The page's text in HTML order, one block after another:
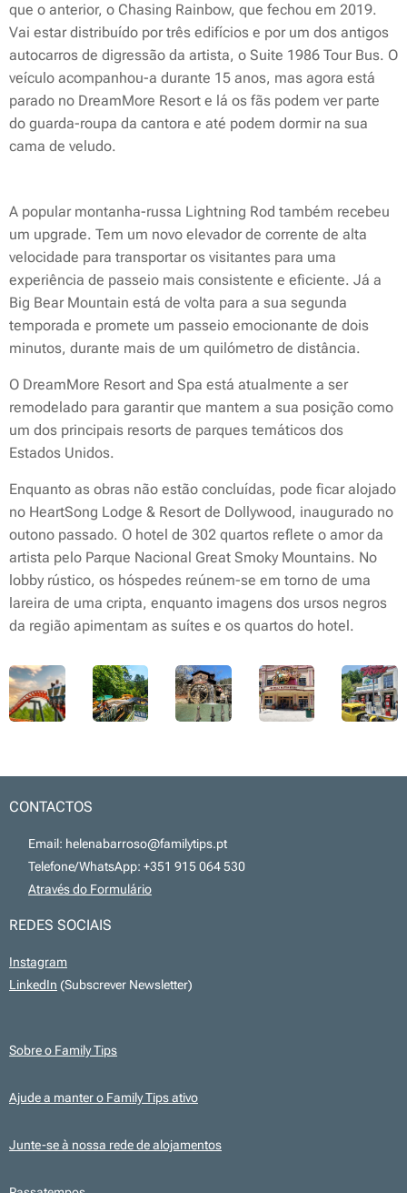
que o anterior, o Chasing Rainbow, que fechou em 2019.
Vai estar distribuído por três edifícios e por um dos antigos
autocarros de digressão da artista, o Suite 1986 Tour Bus. O
veículo acompanhou-a durante 15 anos, mas agora está
parado no DreamMore Resort e lá os fãs podem ver parte
do guarda-roupa da cantora e até podem dormir na sua
cama de veludo.
A popular montanha-russa Lightning Rod também recebeu
um upgrade. Tem um novo elevador de corrente de alta
velocidade para transportar os visitantes para uma
experiência de passeio mais consistente e eficiente. Já a
Big Bear Mountain está de volta para a sua segunda
temporada e promete um passeio emocionante de dois
minutos, durante mais de um quilómetro de distância.
O DreamMore Resort and Spa está atualmente a ser
remodelado para garantir que mantem a sua posição como
um dos principais resorts de parques temáticos dos
Estados Unidos.
Enquanto as obras não estão concluídas, pode ficar alojado
no HeartSong Lodge & Resort de Dollywood, inaugurado no
outono passado. O hotel de 302 quartos reflete o amor da
artista pelo Parque Nacional Great Smoky Mountains. No
lobby rústico, os hóspedes reúnem-se em torno de uma
lareira de uma cripta, enquanto imagens dos ursos negros
da região apimentam as suítes e os quartos do hotel.
CONTACTOS
📧 Email: helenabarroso@familytips.pt
📞 Telefone/WhatsApp: +351 915 064 530
Através do Formulário
REDES SOCIAIS
Instagram
LinkedIn (Subscrever Newsletter)
Sobre o Family Tips
Ajude a manter o Family Tips ativo
Junte-se à nossa rede de alojamentos